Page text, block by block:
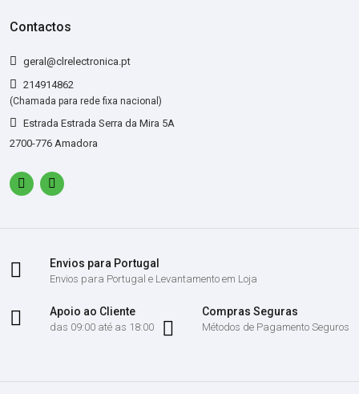
Contactos
geral@clrelectronica.pt
214914862
(Chamada para rede fixa nacional)
Estrada Estrada Serra da Mira 5A
2700-776 Amadora
Envios para Portugal
Envios para Portugal e Levantamento em Loja
Apoio ao Cliente
das 09:00 até as 18:00
Compras Seguras
Métodos de Pagamento Seguros